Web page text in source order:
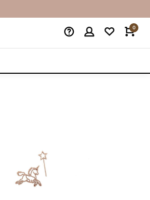
0